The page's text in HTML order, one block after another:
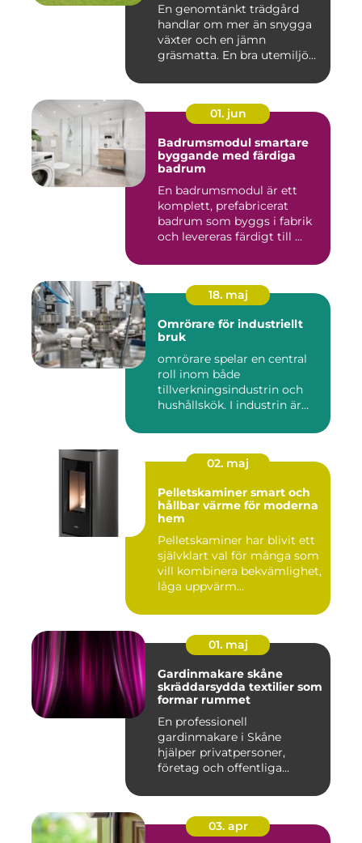
En genomtänkt trädgård
handlar om mer än snygga
växter och en jämn
gräsmatta. En bra utemiljö
01. jun
Badrumsmodul smartare
byggande med färdiga
badrum
En badrumsmodul är ett
komplett, prefabricerat
badrum som byggs i fabrik
och levereras färdigt till ...
18. maj
Omrörare för industriellt
bruk
omrörare spelar en central
roll inom både
tillverkningsindustrin och
hushållskök. I industrin är
02. maj
Pelletskaminer smart och
hållbar värme för moderna
hem
Pelletskaminer har blivit ett
självklart val för många som
vill kombinera bekvämlighet,
låga uppvärm...
01. maj
Gardinmakare skåne
skräddarsydda textilier som
formar rummet
En professionell
gardinmakare i Skåne
hjälper privatpersoner,
företag och offentliga
03. apr